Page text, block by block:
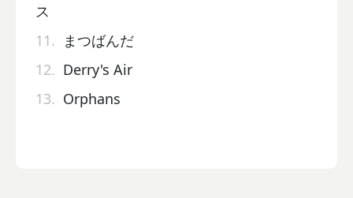
ス
11. まつばんだ
12. Derry's Air
13. Orphans